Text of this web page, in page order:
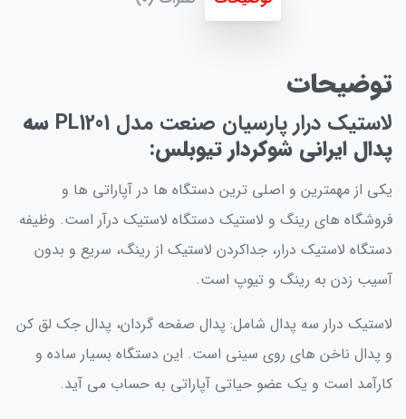
توضیحات
لاستیک درار پارسیان صنعت مدل PL1201
سه
پدال ایرانی شوکردار تیوبلس:
یکی از مهمترین و اصلی ترین دستگاه ها در آپاراتی ها و
فروشگاه های رینگ و لاستیک دستگاه لاستیک درآر است. وظیفه
دستگاه لاستیک درار، جداکردن لاستیک از رینگ، سریع و بدون
آسیب زدن به رینگ و تیوپ است.
لاستیک درار سه پدال شامل: پدال صفحه گردان، پدال جک لق کن
و پدال ناخن های روی سینی است. این دستگاه بسیار ساده و
کارآمد است و یک عضو حیاتی آپاراتی به حساب می آید.